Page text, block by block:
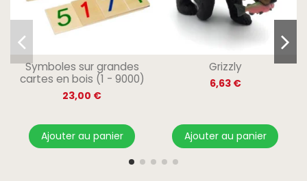
Symboles sur grandes
cartes en bois (1 - 9000)
23,00 €
Ajouter au panier
Grizzly
6,63 €
Ajouter au panier